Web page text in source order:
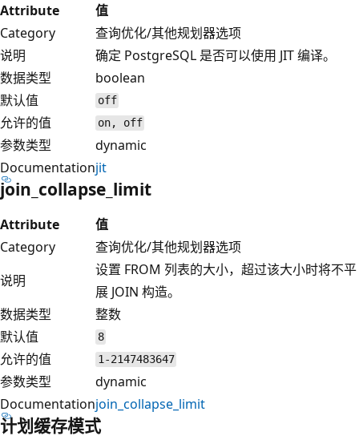
Attribute
值
Category
查询优化/其他规划器选项
说明
确定 PostgreSQL 是否可以使用 JIT 编译。
数据类型
boolean
默认值
off
允许的值 on, off
参数类型
dynamic
Documentationjit
join_collapse_limit
Attribute
值
Category
查询优化/其他规划器选项
说明
设置 FROM 列表的大小，超过该大小时将不平
展 JOIN 构造。
数据类型
整数
默认值
8
允许的值 1-2147483647
参数类型
dynamic
Documentationjoin_collapse_limit
计划缓存模式